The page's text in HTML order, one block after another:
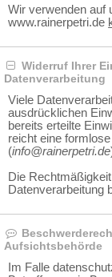
Wir verwenden auf
www.rainerpetri.de
Widerruf Ihrer
Datenverarbeitung
Viele
ausdrücklichen
bereits erteilte
reicht eine
(info@rainerpetri.de
Die
Datenverarbeitung
Aufsichtsbehörde
Im Falle